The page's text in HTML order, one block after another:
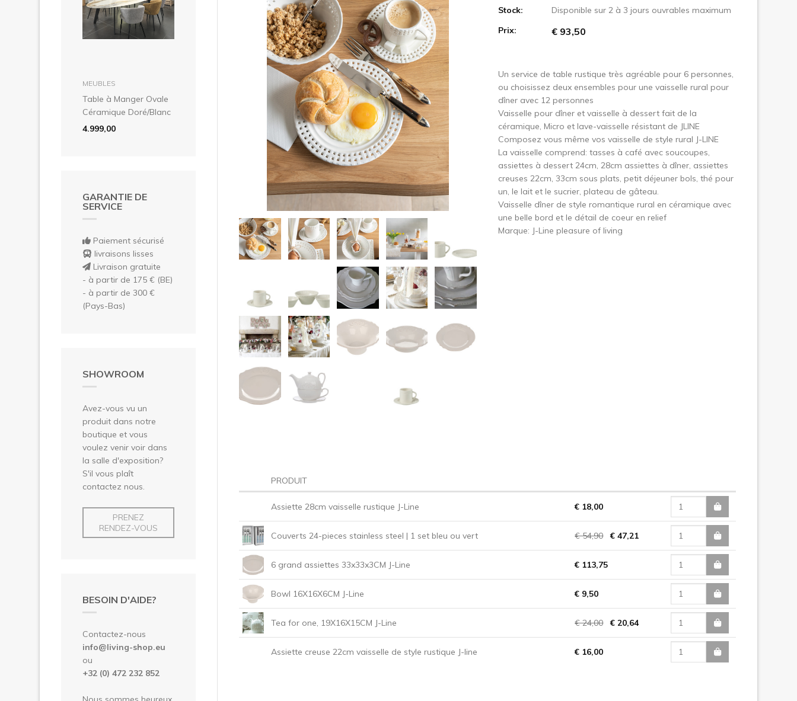
dans le panier
MEUBLES
Table à Manger Ovale
Céramique Doré/Blanc
4.999,00
GARANTIE DE
SERVICE
Paiement sécurisé
livraisons lisses
Livraison gratuite
- à partir de 175 € (BE)
- à partir de 300 €
(Pays-Bas)
SHOWROOM
Avez-vous vu un
produit dans notre
boutique et vous
voulez venir voir dans
la salle d'exposition?
S'il vous plaît
contactez nous.
PRENEZ
RENDEZ-VOUS
BESOIN D'AIDE?
Contactez-nous
info@living-shop.eu
ou
+32 (0) 472 232 852
Précédent Suivant
Stock:
Disponible sur 2 à 3 jours ouvrables maximum
Prix:
€ 93,50
Un service de table rustique très agréable pour 6 personnes,
ou choisissez deux ensembles pour une vaisselle rural pour
dîner avec 12 personnes
Vaisselle pour dîner et vaisselle à dessert fait de la
céramique, Micro et lave-vaisselle résistant de JLINE
Composez vous même vos vaisselle de style rural J-LINE
La vaisselle comprend: tasses à café avec soucoupes,
assiettes à dessert 24cm, 28cm assiettes à dîner, assiettes
creuses 22cm, 33cm sous plats, petit déjeuner bols, thé pour
un, le lait et le sucrier, plateau de gâteau.
Vaisselle dîner de style romantique rural en céramique avec
une belle bord et le détail de coeur en relief
Marque: J-Line pleasure of living
PRODUIT
Assiette 28cm vaisselle rustique J-Line € 18,00
Couverts 24-pieces stainless steel | 1 set bleu ou vert € 54,90 € 47,21
6 grand assiettes 33x33x3CM J-Line € 113,75
Bowl 16X16X6CM J-Line € 9,50
Tea for one, 19X16X15CM J-Line € 24,00 € 20,64
Assiette creuse 22cm vaisselle de style rustique J-line € 16,00